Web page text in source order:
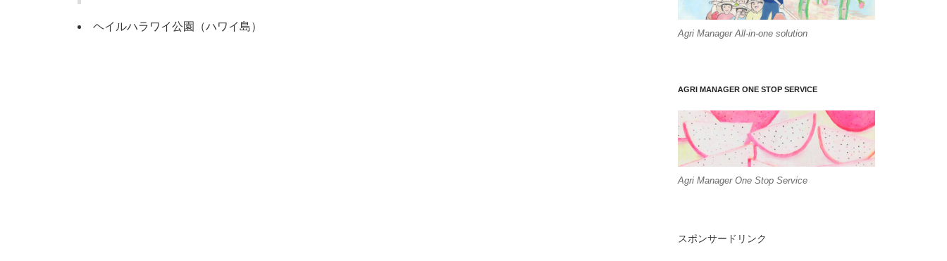
ヘイルハラワイ公園（ハワイ島）
Agri Manager All-in-one solution
AGRI MANAGER ONE STOP SERVICE
Agri Manager One Stop Service
スポンサードリンク